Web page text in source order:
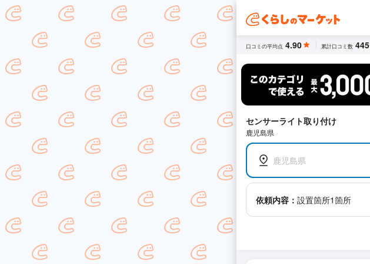
口コミの平均点 4.90 累計口コミ数 445
センサーライト取り付け
鹿児島県
鹿児島県
依頼内容： 設置箇所1箇所